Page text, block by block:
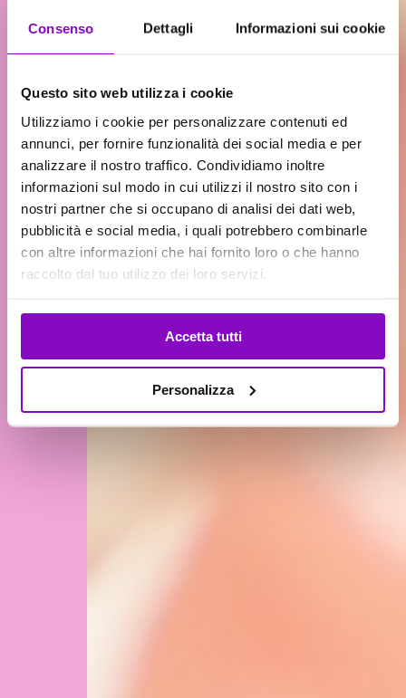
Consenso Dettagli Informazioni sui cookie
Questo sito web utilizza i cookie
Utilizziamo i cookie per personalizzare contenuti ed
annunci, per fornire funzionalità dei social media e per
analizzare il nostro traffico. Condividiamo inoltre
informazioni sul modo in cui utilizzi il nostro sito con i
nostri partner che si occupano di analisi dei dati web,
pubblicità e social media, i quali potrebbero combinarle
con altre informazioni che hai fornito loro o che hanno
raccolto dal tuo utilizzo dei loro servizi.
Accetta tutti
Personalizza